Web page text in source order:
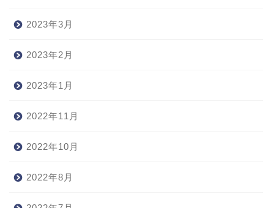
2023年3月
2023年2月
2023年1月
2022年11月
2022年10月
2022年8月